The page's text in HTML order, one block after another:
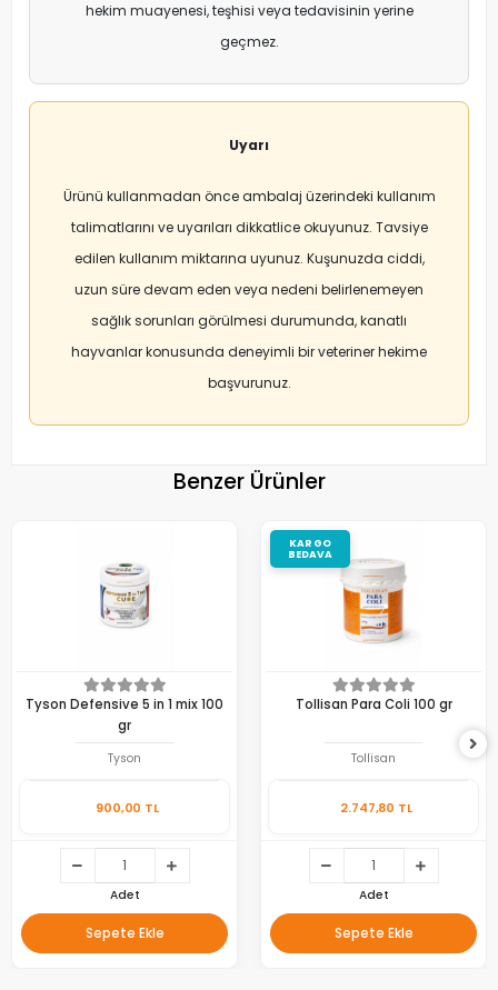
hekim muayenesi, teşhisi veya tedavisinin yerine
geçmez.
Uyarı
Ürünü kullanmadan önce ambalaj üzerindeki kullanım
talimatlarını ve uyarıları dikkatlice okuyunuz. Tavsiye
edilen kullanım miktarına uyunuz. Kuşunuzda ciddi,
uzun süre devam eden veya nedeni belirlenemeyen
sağlık sorunları görülmesi durumunda, kanatlı
hayvanlar konusunda deneyimli bir veteriner hekime
başvurunuz.
Benzer Ürünler
Tyson Defensive 5 in 1 mix 100
gr
Tyson
900,00 TL
Adet
Sepete Ekle
KARGO
BEDAVA
Tollisan Para Coli 100 gr
Tollisan
2.747,80 TL
Adet
Sepete Ekle